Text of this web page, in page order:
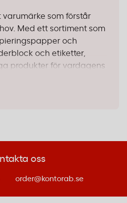
som förstår
Med ett sortiment som
och
och etiketter,
produkter för vardagens
allt från
Office till ett smart
funkar helt enkelt.
oss
order@kontorab.se